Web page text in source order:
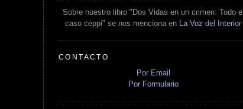
Sobre nuestro libro "Dos Vidas en un crimen: Todo el
caso ceppi" se nos menciona en
La Voz del Interior
CONTACTO
Por Email
Por Formulario